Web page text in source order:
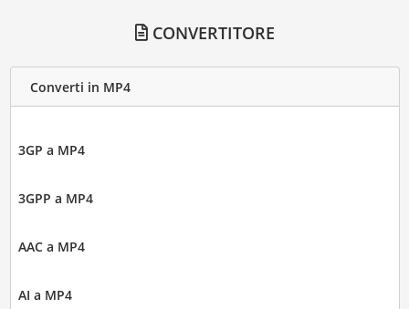
CONVERTITORE
Converti in MP4
3GP a MP4
3GPP a MP4
AAC a MP4
AI a MP4